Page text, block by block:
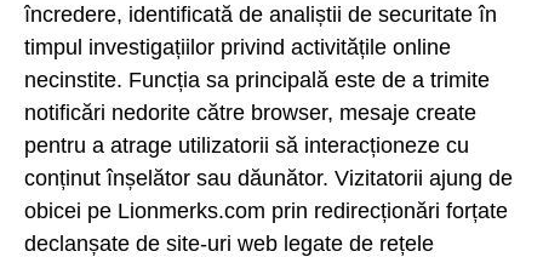
încredere, identificată de analiștii de securitate în
timpul investigațiilor privind activitățile online
necinstite. Funcția sa principală este de a trimite
notificări nedorite către browser, mesaje create
pentru a atrage utilizatorii să interacționeze cu
conținut înșelător sau dăunător. Vizitatorii ajung de
obicei pe Lionmerks.com prin redirecționări forțate
declanșate de site-uri web legate de rețele